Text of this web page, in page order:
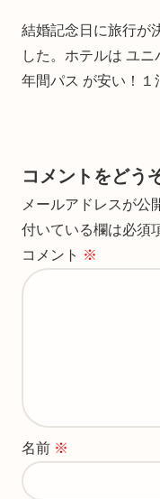
結婚記念日に旅行が
した。ホテルは ユ
年間パス が安い！
コメントをどう
メールアドレスが公
付いている欄は必須
コメント ※
名前 ※